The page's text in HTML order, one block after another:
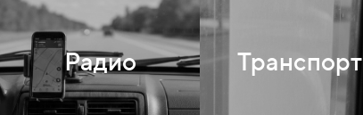
Радио Транспорт